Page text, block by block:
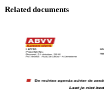
Related documents